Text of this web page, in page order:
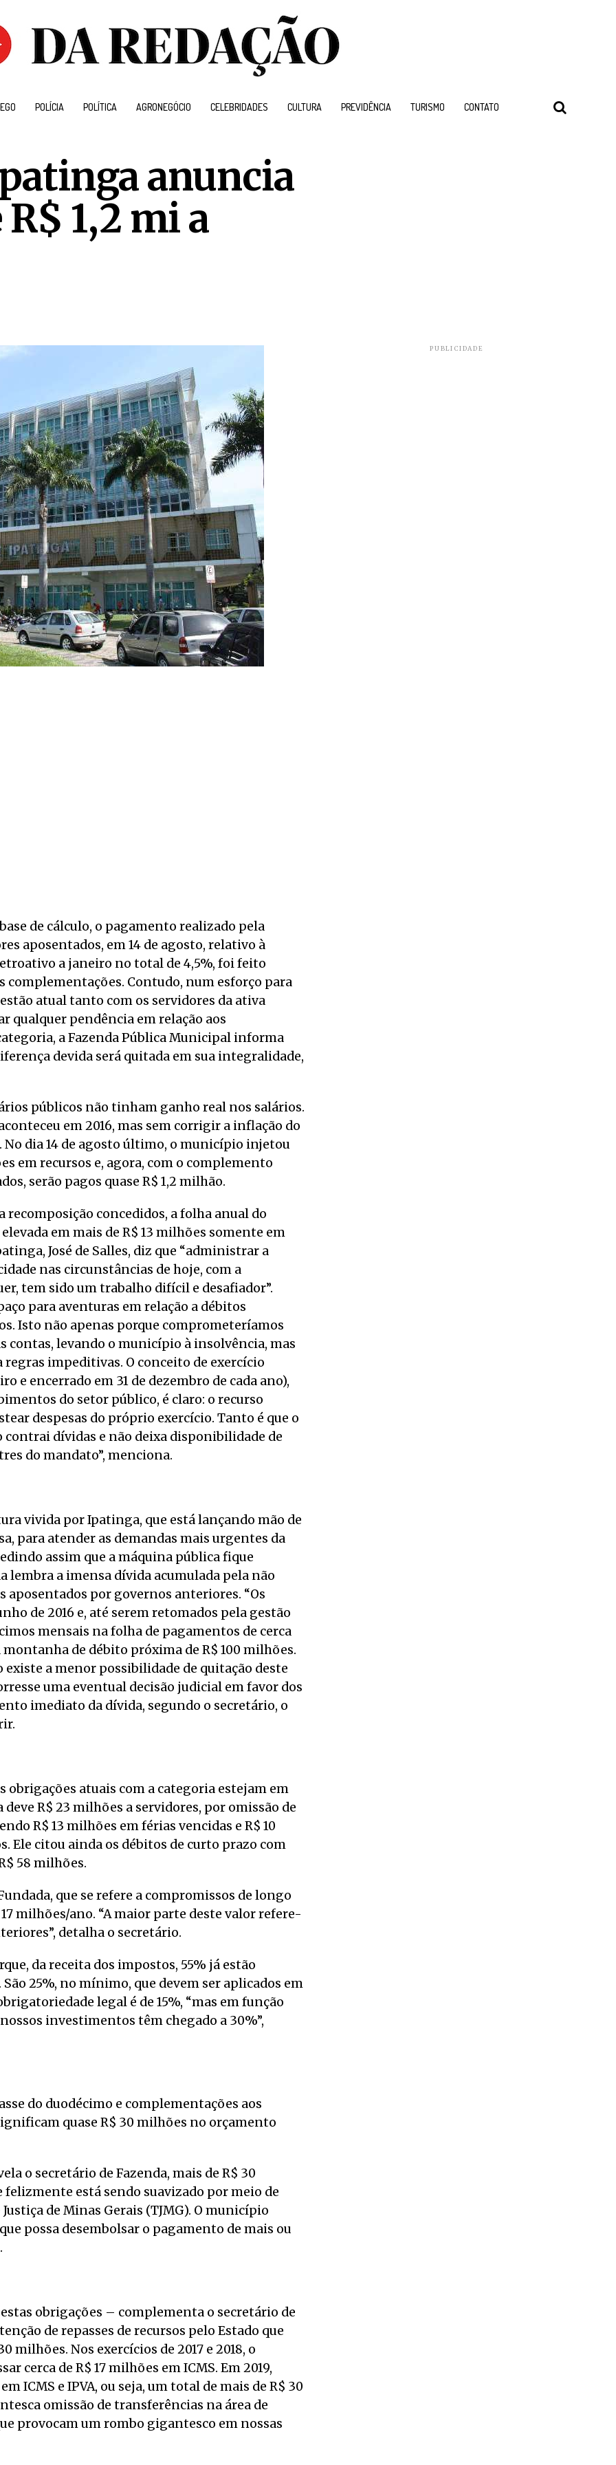
POLÍCIA POLÍTICA AGRONEGÓCIO CELEBRIDADES CULTURA PREVIDÊNCIA TURISMO CONTATO
anuncia
1,2 mi a
de cálculo, o pagamento realizado pela
aposentados, em 14 de agosto, relativo à
a janeiro no total de 4,5%, foi feito
complementações. Contudo, num esforço para
atual tanto com os servidores da ativa
qualquer pendência em relação aos
a Fazenda Pública Municipal informa
devida será quitada em sua integralidade,
públicos não tinham ganho real nos salários.
em 2016, mas sem corrigir a inflação do
No dia 14 de agosto último, o município injetou
em recursos e, agora, com o complemento
serão pagos quase R$ 1,2 milhão.
recomposição concedidos, a folha anual do
em mais de R$ 13 milhões somente em
José de Salles, diz que “administrar a
nas circunstâncias de hoje, com a
tem sido um trabalho difícil e desafiador”.
para aventuras em relação a débitos
Isto não apenas porque comprometeríamos
contas, levando o município à insolvência, mas
impeditivas. O conceito de exercício
e encerrado em 31 de dezembro de cada ano),
do setor público, é claro: o recurso
despesas do próprio exercício. Tanto é que o
dívidas e não deixa disponibilidade de
do mandato”, menciona.
vivida por Ipatinga, que está lançando mão de
para atender as demandas mais urgentes da
assim que a máquina pública fique
lembra a imensa dívida acumulada pela não
aposentados por governos anteriores. “Os
de 2016 e, até serem retomados pela gestão
mensais na folha de pagamentos de cerca
de débito próxima de R$ 100 milhões.
existe a menor possibilidade de quitação deste
uma eventual decisão judicial em favor dos
imediato da dívida, segundo o secretário, o
obrigações atuais com a categoria estejam em
R$ 23 milhões a servidores, por omissão de
R$ 13 milhões em férias vencidas e R$ 10
Ele citou ainda os débitos de curto prazo com
58 milhões.
que se refere a compromissos de longo
milhões/ano. “A maior parte deste valor refere-
detalha o secretário.
da receita dos impostos, 55% já estão
25%, no mínimo, que devem ser aplicados em
legal é de 15%, “mas em função
investimentos têm chegado a 30%”,
do duodécimo e complementações aos
quase R$ 30 milhões no orçamento
o secretário de Fazenda, mais de R$ 30
está sendo suavizado por meio de
de Minas Gerais (TJMG). O município
possa desembolsar o pagamento de mais ou
obrigações – complementa o secretário de
de repasses de recursos pelo Estado que
milhões. Nos exercícios de 2017 e 2018, o
cerca de R$ 17 milhões em ICMS. Em 2019,
ICMS e IPVA, ou seja, um total de mais de R$ 30
omissão de transferências na área de
provocam um rombo gigantesco em nossas
PUBLICIDADE